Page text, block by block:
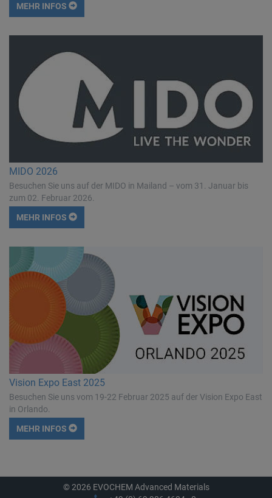
MEHR INFOS
MIDO 2026
Besuchen Sie uns auf der MIDO in Mailand – vom 31. Januar bis
zum 02. Februar 2026.
MEHR INFOS
Vision Expo East 2025
Besuchen Sie uns vom 19-22 Februar 2025 auf der Vision Expo East
in Orlando.
MEHR INFOS
© 2026 EVOCHEM Advanced Materials